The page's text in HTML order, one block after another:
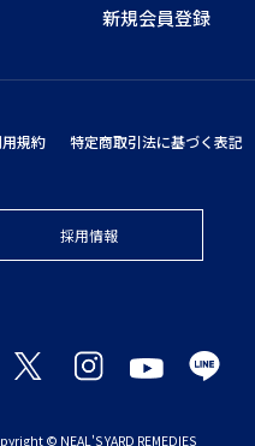
新規会員登録
規約 特定商取引法に基づく表記
採用情報
© NEAL'S YARD REMEDIES